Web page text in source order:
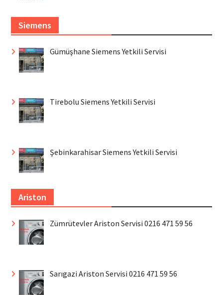
Siemens
Gümüşhane Siemens Yetkili Servisi
Tirebolu Siemens Yetkili Servisi
Şebinkarahisar Siemens Yetkili Servisi
Ariston
Zümrütevler Ariston Servisi 0216 471 59 56
Sarıgazi Ariston Servisi 0216 471 59 56